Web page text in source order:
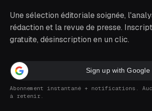
Une sélection éditoriale soignée,
rédaction et la revue de presse.
gratuite, désinscription en un clic.
Sign up with Google
Abonnement instantané + notifications.
à retenir.